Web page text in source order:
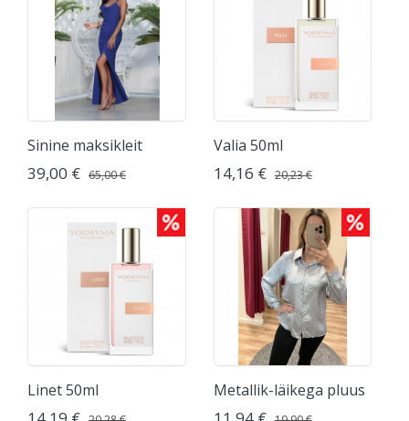
Sinine maksikleit
39,00 € 65,00 €
Valia 50ml
14,16 € 20,23 €
Linet 50ml Metallik-läikega pluus